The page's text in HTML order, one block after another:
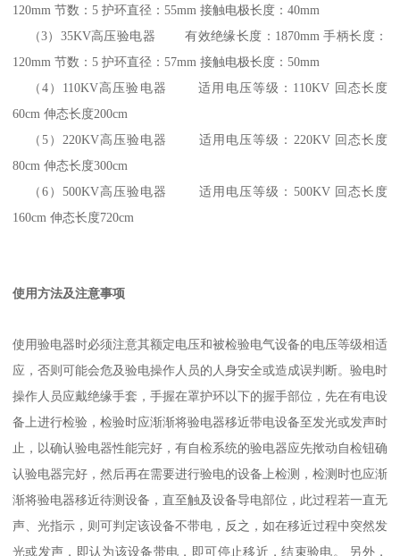
120mm 节数： 5 护环直径： 55mm 接触电极长度： 40mm
（3） 35KV高压验电器 有效绝缘长度： 1870mm手柄长度：
120mm 节数： 5 护环直径： 57mm 接触电极长度： 50mm
（4） 110KV高压验电器 适用电压等级： 110KV 回态长度
60cm 伸态长度200cm
（5） 220KV高压验电器 适用电压等级： 220KV 回态长度
80cm 伸态长度300cm
（6） 500KV高压验电器 适用电压等级： 500KV 回态长度
160cm 伸态长度720cm
使用方法及注意事项
使用验电器时必须注意其额定电压和被检验电气设备的电压等级相适
应，否则可能会危及验电操作人员的人身安全或造成误判断。验电时
操作人员应戴绝缘手套，手握在罩护环以下的握手部位，先在有电设
备上进行检验，检验时应渐渐将验电器移近带电设备至发光或发声时
止，以确认验电器性能完好，有自检系统的验电器应先揿动自检钮确
认验电器完好，然后再在需要进行验电的设备上检测，检测时也应渐
渐将验电器移近待测设备，直至触及设备导电部位，此过程若一直无
声、光指示，则可判定该设备不带电，反之，如在移近过程中突然发
光或发声，即认为该设备带电，即可停止移近，结束验电。 另外，